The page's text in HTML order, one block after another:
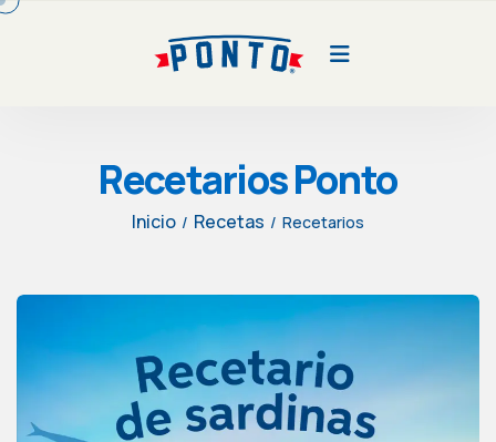
Recetarios Ponto
Inicio / Recetas / Recetarios